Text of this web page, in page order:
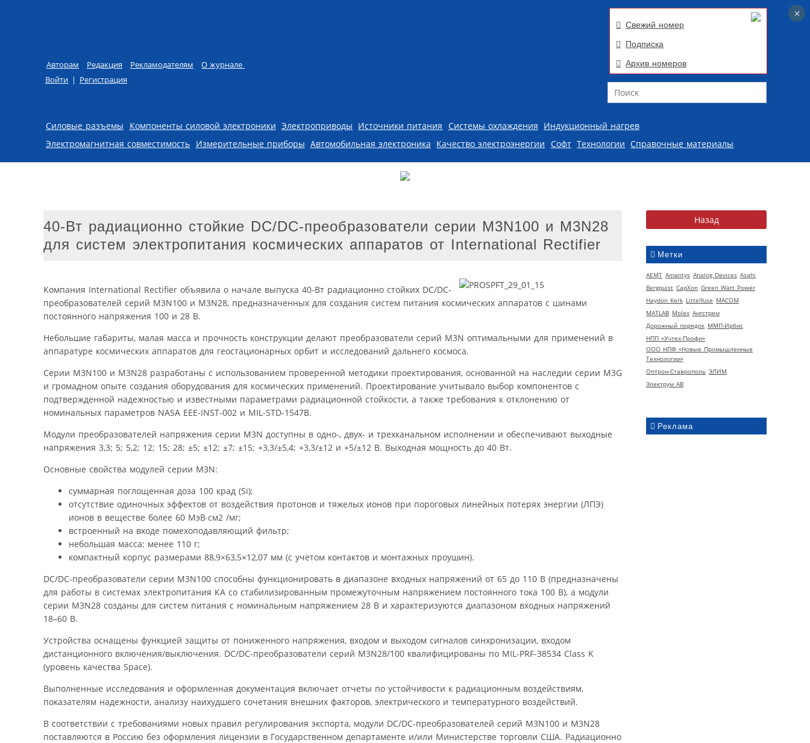
Авторам Редакция Рекламодателям
О журнале
Войти | Регистрация
Свежий номер
Подписка
Архив номеров
Поиск
Skip to content
Силовые разъемы Компоненты силовой электроники Электроприводы Источники питания Системы охлаждения Индукционный нагрев
Электромагнитная совместимость Измерительные приборы Автомобильная электроника Качество электроэнергии Софт Технологии Справочные материалы
Метки
AEMT Amantys Analog Devices Asahi
Bergquist CapXon Green Watt Power
Haydon Kerk Littelfuse MACOM
MATLAB Molex Ангстрем
Дорожный порядок ММП-Ирбис
НПП «Учтех-Профи»
ООО НПФ «Новые Промышленные
Технологии»
Оптрон-Ставрополь ЭЛИМ
Электрум АВ
Реклама
40-Вт радиационно стойкие DC/DC-преобразователи серии M3N100 и M3N28
для систем электропитания космических аппаратов от International Rectifier
Компания International Rectifier объявила о начале выпуска 40-Вт радиационно стойких DC/DC-
преобразователей серий M3N100 и M3N28, предназначенных для создания систем питания космических аппаратов с шинами
постоянного напряжения 100 и 28 В.
Небольшие габариты, малая масса и прочность конструкции делают преобразователи серий M3N оптимальными для применений в
аппаратуре космических аппаратов для геостационарных орбит и исследований дальнего космоса.
Серии M3N100 и M3N28 разработаны с использованием проверенной методики проектирования, основанной на наследии серии M3G
и громадном опыте создания оборудования для космических применений. Проектирование учитывало выбор компонентов с
подтвержденной надежностью и известными параметрами радиационной стойкости, а также требования к отклонению от
номинальных параметров NASA EEE-INST-002 и MIL-STD-1547B.
Модули преобразователей напряжения серии M3N доступны в одно-, двух- и трехканальном исполнении и обеспечивают выходные
напряжения 3,3; 5; 5,2; 12; 15; 28; ±5; ±12; ±7; ±15; +3,3/±5,4; +3,3/±12 и +5/±12 В. Выходная мощность до 40 Вт.
Основные свойства модулей серии M3N:
суммарная поглощенная доза 100 крад (Si);
отсутствие одиночных эффектов от воздействия протонов и тяжелых ионов при пороговых линейных потерях энергии (ЛПЭ)
ионов в веществе более 60 МэВ∙см2 /мг;
встроенный на входе помехоподавляющий фильтр;
небольшая масса: менее 110 г;
компактный корпус размерами 88,9×63,5×12,07 мм (с учетом контактов и монтажных проушин).
DC/DC-преобразователи серии M3N100 способны функционировать в диапазоне входных напряжений от 65 до 110 В (предназначены
для работы в системах электропитания КА со стабилизированным промежуточным напряжением постоянного тока 100 В), а модули
серии M3N28 созданы для систем питания с номинальным напряжением 28 В и характеризуются диапазоном входных напряжений
18–60 В.
Устройства оснащены функцией защиты от пониженного напряжения, входом и выходом сигналов синхронизации, входом
дистанционного включения/выключения. DC/DC-преобразователи серий M3N28/100 квалифицированы по MIL-PRF-38534 Class K
(уровень качества Space).
Выполненные исследования и оформленная документация включает отчеты по устойчивости к радиационным воздействиям,
показателям надежности, анализу наихудшего сочетания внешних факторов, электрического и температурного воздействий.
В соответствии с требованиями новых правил регулирования экспорта, модули DC/DC-преобразователей серий M3N100 и M3N28
поставляются в Россию без оформления лицензии в Государственном департаменте и/или Министерстве торговли США. Радиационно
×
×